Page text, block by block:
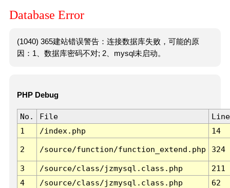
Database Error
(1040) 365建站错误警告：连接数据库失败，可能的原
因：1、数据库密码不对; 2、mysql未启动。
PHP Debug
No. File
Line
1
/index.php 14
2 /source/function/function_extend.php 324
3 /source/class/jzmysql.class.php
211
4
/source/class/jzmysql.class.php
62